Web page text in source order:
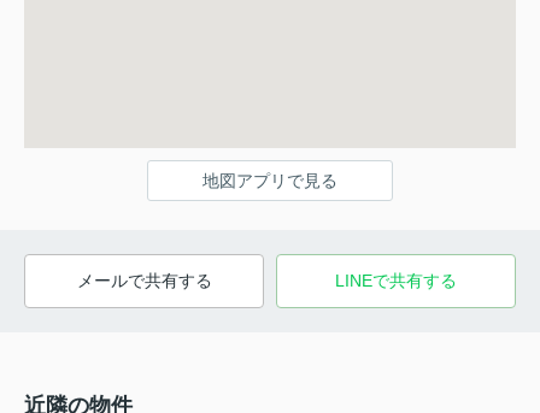
地図アプリで見る
メールで共有する LINEで共有する
近隣の物件